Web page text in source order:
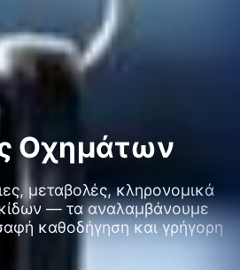
Οχημάτων
μεταβολές, κληρονομικά
— τα αναλαμβάνουμε
καθοδήγηση και γρήγορη